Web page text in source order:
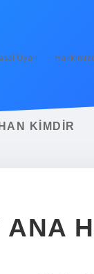
Uyarı
KIMDIR
ANA